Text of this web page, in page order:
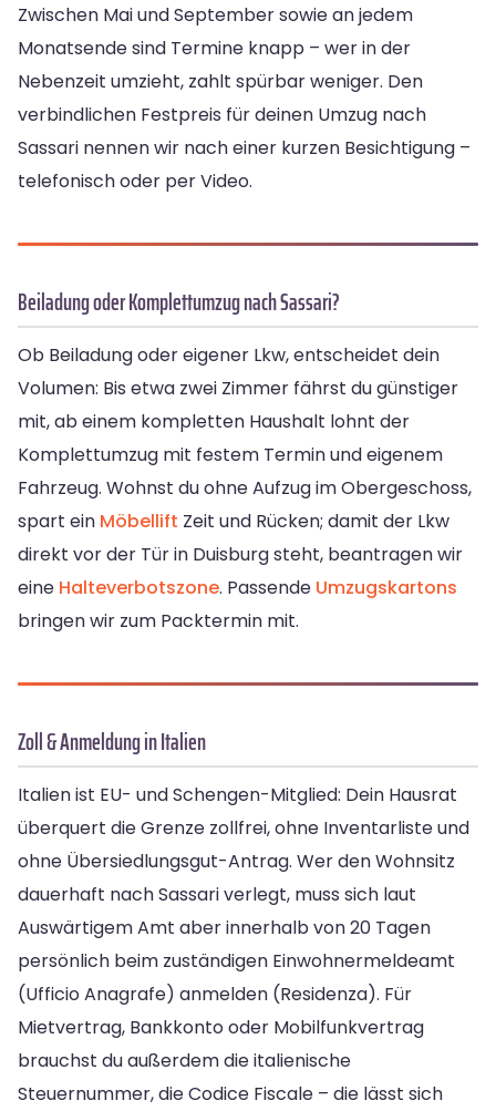
Zwischen Mai und September sowie an jedem
Monatsende sind Termine knapp – wer in der
Nebenzeit umzieht, zahlt spürbar weniger. Den
verbindlichen Festpreis für deinen Umzug nach
Sassari nennen wir nach einer kurzen Besichtigung –
telefonisch oder per Video.
Beiladung oder Komplettumzug nach Sassari?
Ob Beiladung oder eigener Lkw, entscheidet dein
Volumen: Bis etwa zwei Zimmer fährst du günstiger
mit, ab einem kompletten Haushalt lohnt der
Komplettumzug mit festem Termin und eigenem
Fahrzeug. Wohnst du ohne Aufzug im Obergeschoss,
spart ein Möbellift Zeit und Rücken; damit der Lkw
direkt vor der Tür in Duisburg steht, beantragen wir
eine Halteverbotszone. Passende Umzugskartons
bringen wir zum Packtermin mit.
Zoll & Anmeldung in Italien
Italien ist EU- und Schengen-Mitglied: Dein Hausrat
überquert die Grenze zollfrei, ohne Inventarliste und
ohne Übersiedlungsgut-Antrag. Wer den Wohnsitz
dauerhaft nach Sassari verlegt, muss sich laut
Auswärtigem Amt aber innerhalb von 20 Tagen
persönlich beim zuständigen Einwohnermeldeamt
(Ufficio Anagrafe) anmelden (Residenza). Für
Mietvertrag, Bankkonto oder Mobilfunkvertrag
brauchst du außerdem die italienische
Steuernummer, die Codice Fiscale – die lässt sich